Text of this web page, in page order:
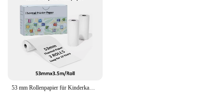
53 mm Rollenpapier für Kinderkameras, Mini-Thermodruckerpapier, mehrfarbiges Fotodrucker-Etikettenpapier, für M02/T02